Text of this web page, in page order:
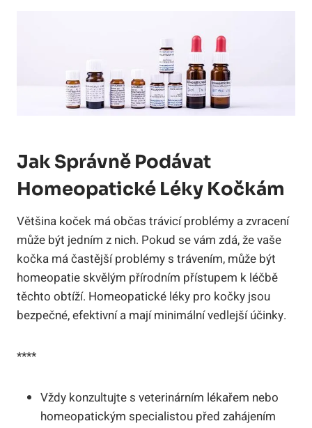
Jak ‍správně Podávat
Homeopatické Léky Kočkám
Většina koček má ⁣občas⁤ trávicí problémy a zvracení
může být jedním z nich. Pokud se ‍vám‌ zdá, že vaše
kočka má častější ‌problémy s trávením,​ může ‍být‍
homeopatie skvělým přírodním⁢ přístupem k léčbě
těchto‍ obtíží. Homeopatické léky​ pro kočky ⁤jsou
‍bezpečné,⁣ efektivní ​a mají minimální ⁣vedlejší‌ účinky.
****
Vždy konzultujte ⁣s veterinárním lékařem ⁣nebo
‌homeopatickým specialistou před zahájením